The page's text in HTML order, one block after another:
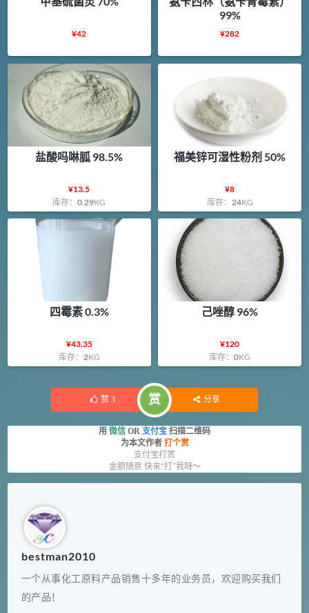
¥42
99%
¥282
盐酸吗啉胍 98.5%
¥13.5
库存：0.29KG
福美锌可湿性粉剂 50%
¥8
库存： 24KG
四霉素 0.3%
¥43.35
库存： 2KG
己唑醇 96%
¥120
库存：0KG
赞 3 赏 分享
用 微信 OR 支付宝 扫描二维码
为本文作者 打个赏
支付宝打赏
金额随意 快来“打”我呀～
bestman2010
一个从事化工原料产品销售十多年的业务员，欢迎购买我们
的产品！